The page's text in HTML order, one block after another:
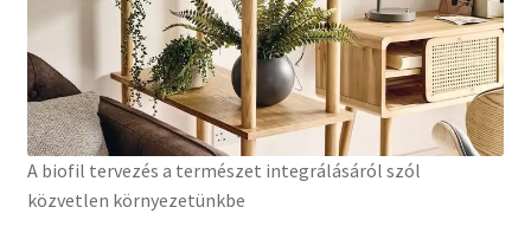
A biofil tervezés a természet integrálásáról szól
közvetlen környezetünkbe